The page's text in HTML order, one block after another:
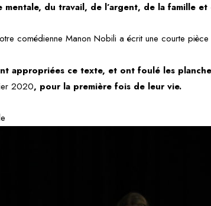
du travail, de l’argent, de la famille
comédienne Manon Nobili a écrit une courte
appropriées ce texte, et ont foulé les
2020, pour la première fois de leur vie.